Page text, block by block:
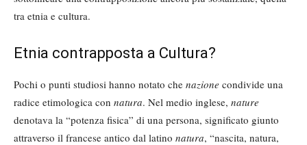
tra etnia e cultura.
Etnia contrapposta a Cultura?
Pochi o punti studiosi hanno notato che nazione condivide una
radice etimologica con natura. Nel medio inglese, nature
denotava la “potenza fisica” di una persona, significato giunto
attraverso il francese antico dal latino natura, “nascita, natura,